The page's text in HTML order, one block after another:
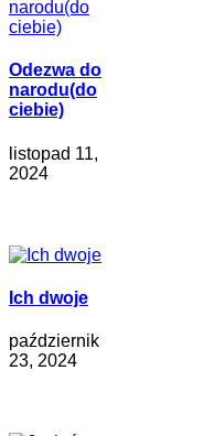
Odezwa do
narodu(do
ciebie)
listopad 11,
2024
Ich dwoje
październik
23, 2024